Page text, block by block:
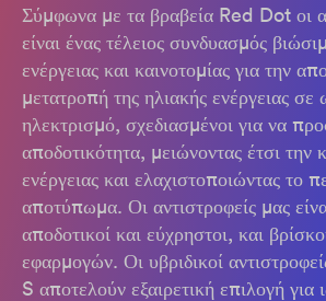
Σύμφωνα με τα βραβεία Red Dot οι
είναι ένας τέλειος συνδυασμός
ενέργειας και καινοτομίας για την
μετατροπή της ηλιακής ενέργειας σε
ηλεκτρισμό, σχεδιασμένοι για να
αποδοτικότητα, μειώνοντας έτσι την
ενέργειας και ελαχιστοποιώντας το
αποτύπωμα. Οι αντιστροφείς μας
αποδοτικοί και εύχρηστοι, και
εφαρμογών. Οι υβριδικοί
S αποτελούν εξαιρετική επιλογή για